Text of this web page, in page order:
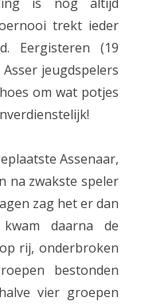
trekt ieder
Eergisteren (19
jeugdspelers
om wat potjes
Assenaar,
na zwakste speler
zag het er dan
daarna de
rij, onderbroken
bestonden
vier groepen